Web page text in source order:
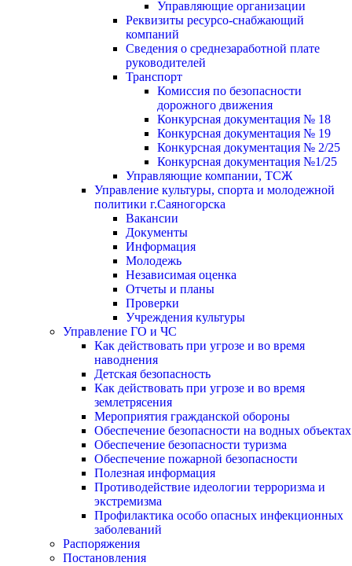
Управляющие организации
Реквизиты ресурсо-снабжающий
компаний
Сведения о среднезаработной плате
руководителей
Транспорт
Комиссия по безопасности
дорожного движения
Конкурсная документация № 18
Конкурсная документация № 19
Конкурсная документация № 2/25
Конкурсная документация №1/25
Управляющие компании, ТСЖ
Управление культуры, спорта и молодежной
политики г.Саяногорска
Вакансии
Документы
Информация
Молодежь
Независимая оценка
Отчеты и планы
Проверки
Учреждения культуры
Управление ГО и ЧС
Как действовать при угрозе и во время
наводнения
Детская безопасность
Как действовать при угрозе и во время
землетрясения
Мероприятия гражданской обороны
Обеспечение безопасности на водных объектах
Обеспечение безопасности туризма
Обеспечение пожарной безопасности
Полезная информация
Противодействие идеологии терроризма и
экстремизма
Профилактика особо опасных инфекционных
заболеваний
Распоряжения
Постановления